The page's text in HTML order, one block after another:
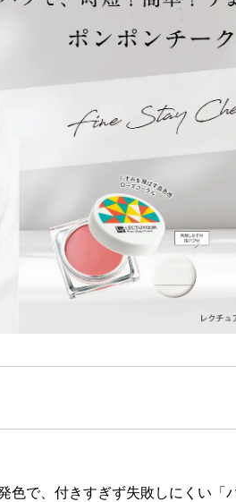
色で、付きすぎず失敗しにくい「